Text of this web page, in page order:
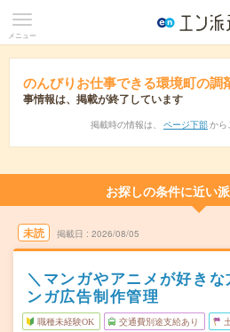
メニュー
のんびりお仕事できる環境町の調
事情報は、掲載が終了しています
掲載時の情報は、 ページ下部 から
お探しの条件に近い
未読 掲載日 2026/08/05
＼マンガやアニメが好き
ンガ広告制作管理
職種未経験OK 交通費別途支給あり